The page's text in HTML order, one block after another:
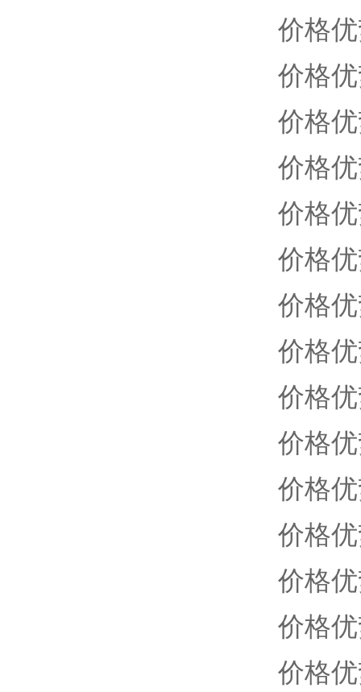
价格
价格
价格
价格
价格
价格
价格
价格
价格
价格
价格
价格
价格
价格
价格